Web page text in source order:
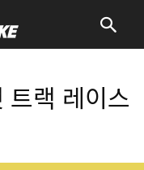
트랙 레이스